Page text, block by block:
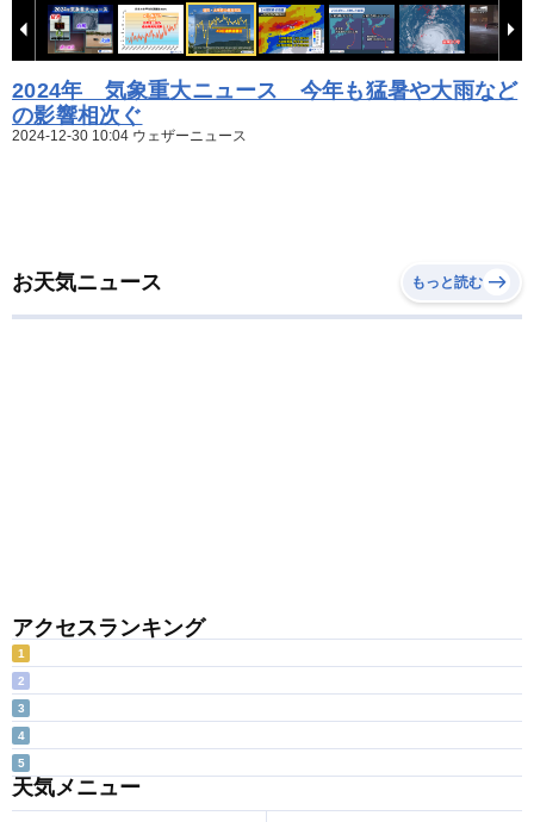
2024年 気象重大ニュース 今年も猛暑や大雨など
の影響相次ぐ
2024-12-30 10:04 ウェザーニュース
お天気ニュース もっと読む
アクセスランキング
1
2
3
4
5
天気メニュー